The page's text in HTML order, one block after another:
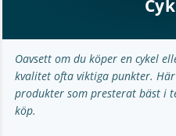
Oavsett om du köper en cykel
kvalitet ofta viktiga punkter.
produkter som presterat bäst i
köp.